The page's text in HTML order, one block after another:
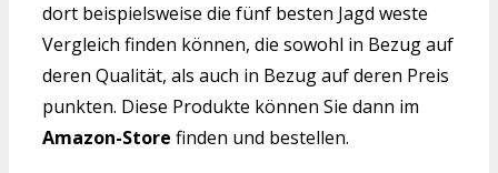
dort beispielsweise die fünf besten Jagd weste
Vergleich finden können, die sowohl in Bezug auf
deren Qualität, als auch in Bezug auf deren Preis
punkten. Diese Produkte können Sie dann im
Amazon-Store finden und bestellen.